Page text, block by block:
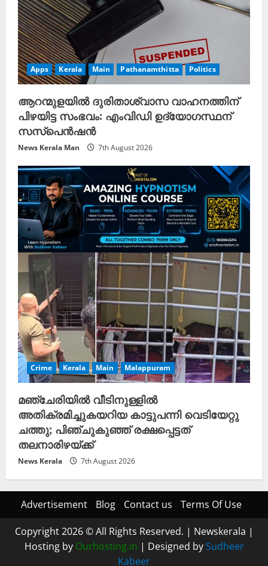
Apps Kerala Main Pathanamthitta Politics
ആറന്മുളയിൽ ദുരിതാശ്വാസ വാഹനത്തിന്
പിഴയിട്ട സംഭവം: എംവിഡി ഉദ്യോഗസ്ഥന്
സസ്പെൻഷൻ
News Kerala Man 7th August 2026
Crime Kerala Main Malappuram
മഞ്ചേരിയിൽ വീടിനുള്ളിൽ
അതിക്രമിച്ചുകയറിയ കാട്ടുപന്നി വെടിയേറ്റു
ചത്തു; പിഞ്ചുകുഞ്ഞ് രക്ഷപ്പെട്ടത്
തലനാരിഴയ്ക്ക്
News Kerala 7th August 2026
Advertisement Blog Contact us Terms Of Use
Copyright 2026 © All Rights Reserved. | Newskerala |
Hosting by Ourhosting.in | Designed by Sudheer
Kabeer